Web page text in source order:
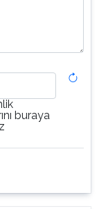
buraya